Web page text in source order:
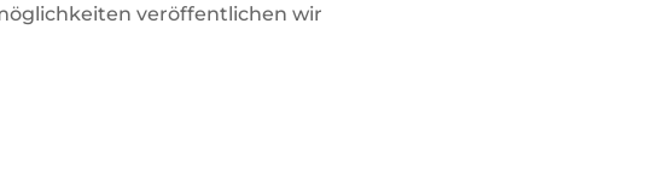
veröffentlichen wir